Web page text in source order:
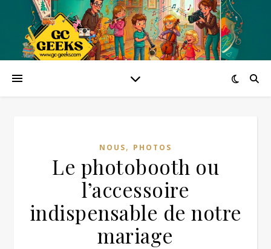
NOUS, PHOTOS
Le photobooth ou
l’accessoire
indispensable de notre
mariage